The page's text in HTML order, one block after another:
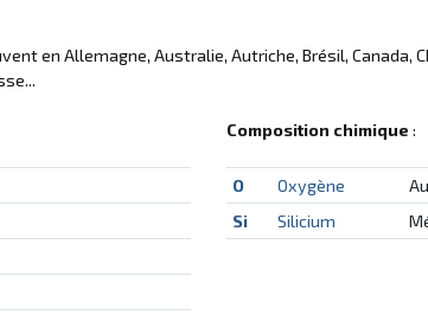
en Allemagne, Australie, Autriche, Brésil, Canada,
Composition chimique :
O Oxygène
Si
Silicium